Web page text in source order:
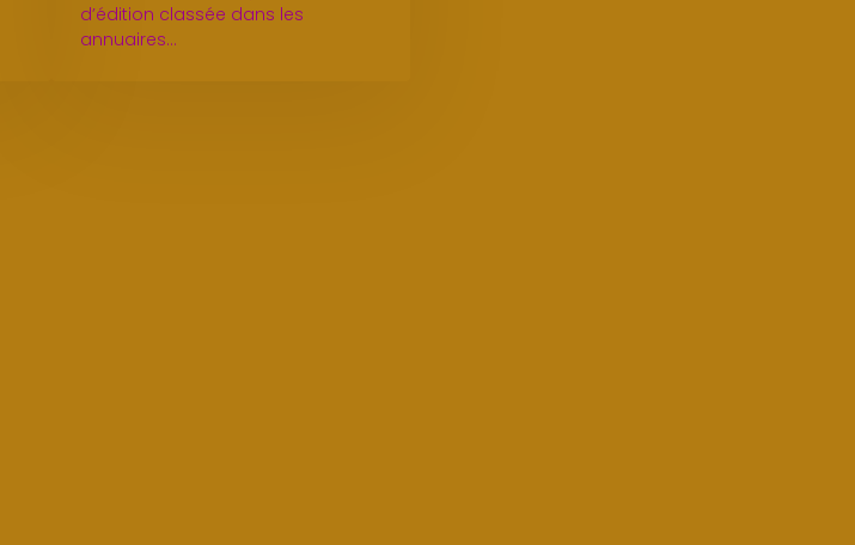
d’édition classée dans les
annuaires…